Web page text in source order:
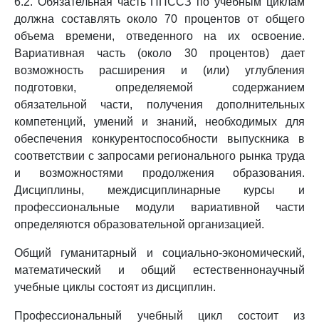
должна составлять около 70 процентов от общего
объема времени, отведенного на их освоение.
Вариативная часть (около 30 процентов) дает
возможность расширения и (или) углубления
подготовки, определяемой содержанием
обязательной части, получения дополнительных
компетенций, умений и знаний, необходимых для
обеспечения конкурентоспособности выпускника в
соответствии с запросами регионального рынка труда
и возможностями продолжения образования.
Дисциплины, междисциплинарные курсы и
профессиональные модули вариативной части
определяются образовательной организацией.
Общий гуманитарный и социально-экономический,
математический и общий естественнонаучный
учебные циклы состоят из дисциплин.
Профессиональный учебный цикл состоит из